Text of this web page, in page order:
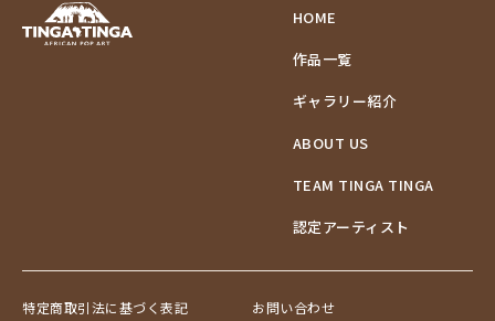
HOME
作品一覧
ギャラリー紹介
ABOUT US
TEAM TINGA TINGA
認定アーティスト
特定商取引法に基づく表記
お問い合わせ